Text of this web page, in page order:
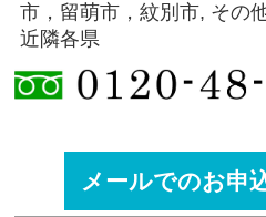
市，留萌市，紋別市, その
近隣各県
メールでのお申